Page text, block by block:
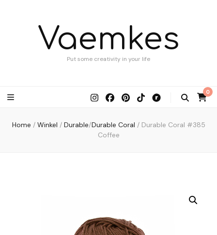
Vaemkes
Put some creativity in your life
0
Home / Winkel / Durable/Durable Coral / Durable Coral #385
Coffee